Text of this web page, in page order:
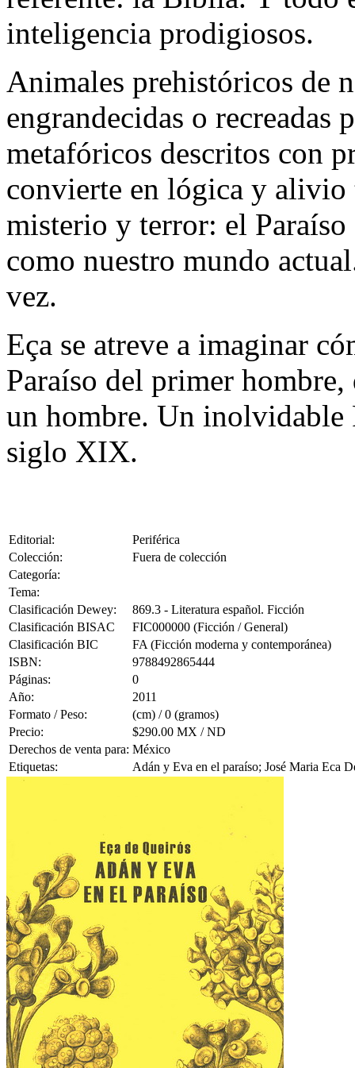
inteligencia prodigiosos.
Animales prehistóricos de
engrandecidas o recreadas
metafóricos descritos con
convierte en lógica y alivio
misterio y terror: el
como nuestro mundo
vez.
Eça se atreve a imaginar
Paraíso del primer
un hombre. Un inolvidable
siglo XIX.
Editorial:
Periférica
Colección:
Fuera de colección
Categoría:
Tema:
Clasificación Dewey:
869.3 - Literatura español. Ficción
Clasificación BISAC
FIC000000 (Ficción / General)
Clasificación BIC
FA (Ficción moderna y contemporánea)
ISBN:
9788492865444
Páginas:
0
Año:
2011
Formato / Peso:
(cm) / 0 (gramos)
Precio:
$290.00 MX / ND
Derechos de venta para: México
Etiquetas:
Adán y Eva en el paraíso; José Maria Eca